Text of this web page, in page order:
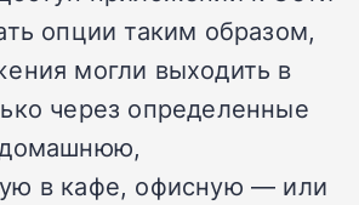
опции таким образом,
могли выходить в
через определенные
в кафе, офисную — или